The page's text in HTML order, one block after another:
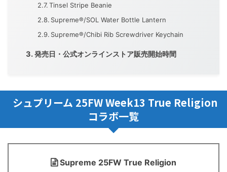
Tinsel Stripe Beanie
Supreme®/SOL Water Bottle Lantern
Supreme®/Chibi Rib Screwdriver Keychain
発売日・公式オンラインストア販売開始時間
シュプリーム 25FW Week13 True Religion
コラボ一覧
Supreme 25FW True Religion